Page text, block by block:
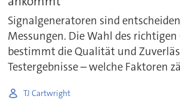
Signalgeneratoren sind
Messungen. Die Wahl des richtigen
bestimmt die Qualität und
Testergebnisse – welche Faktoren
TJ Cartwright